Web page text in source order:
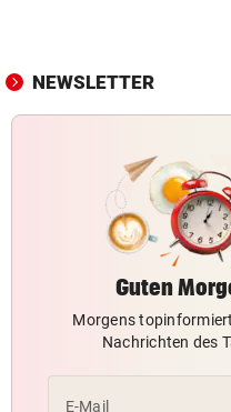
NEWSLETTER
Guten
Morgens
Nachrichten des
E-Mail